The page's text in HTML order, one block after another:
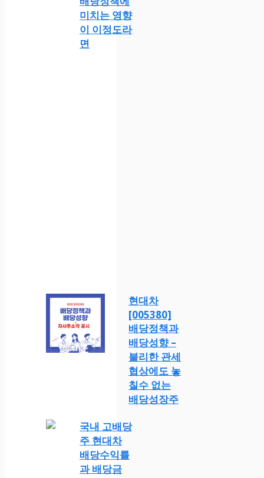
미치는 영향
이 이정도라
면
현대차
[005380]
배당정책과
배당성향 –
불리한 관세
협상에도 놓
칠수 없는
배당성장주
국내 고배당
주 현대차
배당수익률
과 배당금